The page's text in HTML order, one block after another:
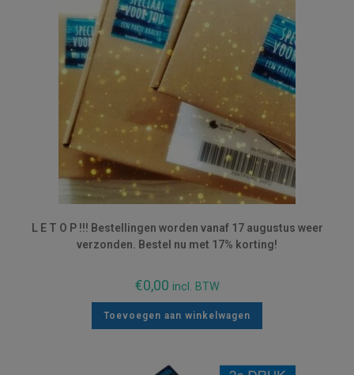
L E T O P !!! Bestellingen worden vanaf 17 augustus weer
verzonden. Bestel nu met 17% korting!
€0,00 incl. BTW
Toevoegen aan winkelwagen